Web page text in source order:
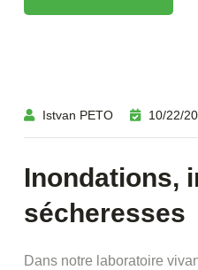
Istvan PETO 10/22/
Inondations,
sécheresses
Dans notre laboratoire